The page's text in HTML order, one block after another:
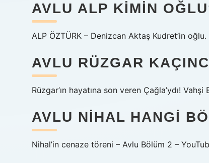
AVLU ALP KIMIN
ALP ÖZTÜRK – Denizcan Aktaş Kudret’in oğlu.
AVLU RÜZGAR
Rüzgar’ın hayatına son veren Çağla’ydı!
AVLU NIHAL HANGI
Nihal’in cenaze töreni – Avlu Bölüm 2 –